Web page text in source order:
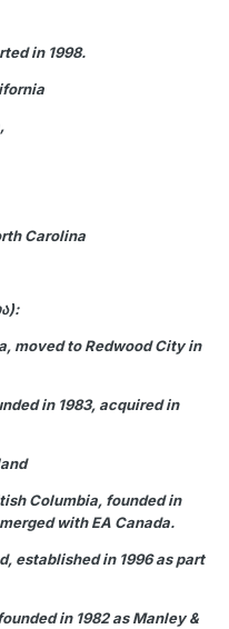
in 1998.
Carolina
moved to Redwood City in
in 1983, acquired in
Columbia, founded in
with EA Canada.
established in 1996 as part
in 1982 as Manley &